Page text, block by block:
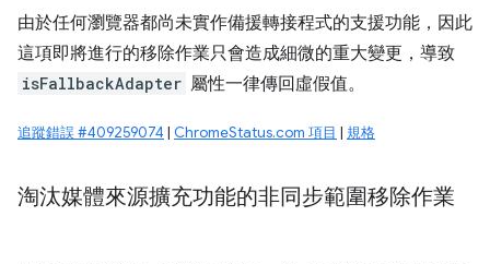
由於任何瀏覽器都尚未實作備援轉接程式的支援功能，因此
這項即將進行的移除作業只會造成細微的重大變更，導致
isFallbackAdapter 屬性一律傳回虛假值。
追蹤錯誤 #409259074 | ChromeStatus.com 項目 | 規格
淘汰媒體來源擴充功能的非同步範圍移除作業